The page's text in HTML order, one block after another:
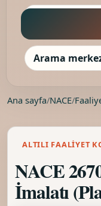
Arama
Ana sayfa/NACE/
ALTILI FAALIYET
NACE
İmalatı